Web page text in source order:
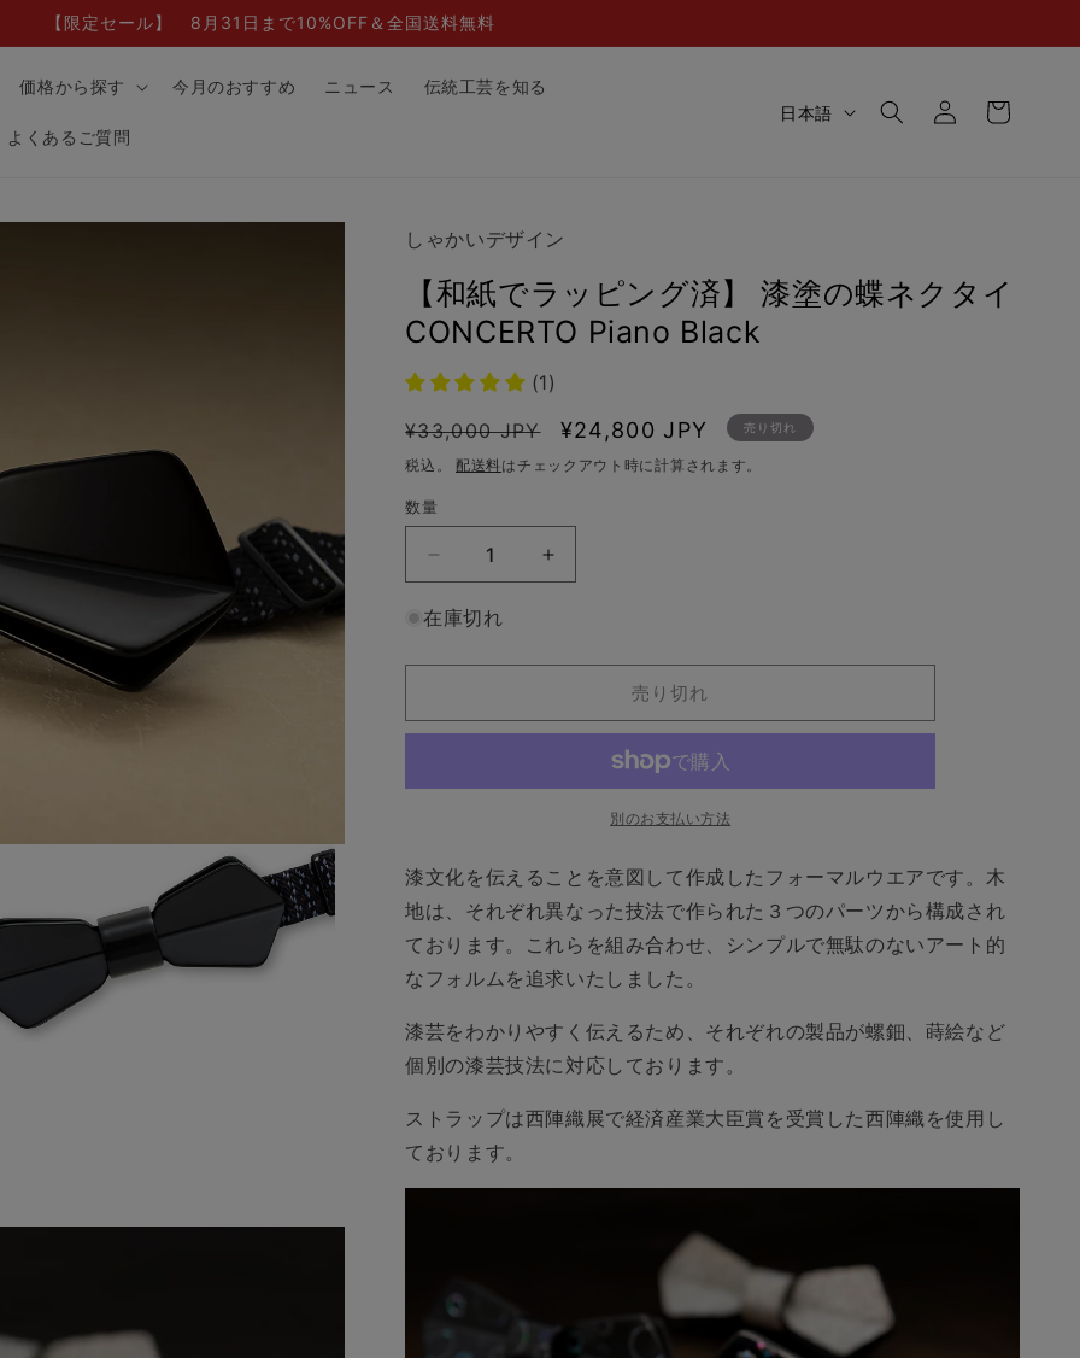
【限定セール】 8月31日まで10%OFF＆全国送料無料
価格から探す 今月のおすすめ ニュース 伝統工芸を知る
よくあるご質問
言
日本語
グ
イ
ー
しゃかいデザイン
【和紙でラッピング済】 漆塗の蝶ネクタイ
CONCERTO Piano Black
(1)
通
常
価
格
¥33,000 JPY
セ
ー
価
¥24,800 JPY 売り切れ
税込。 配送料 はチェックアウト時に計算されます。
数量
で
ン
の
蝶
ネ
ク
イ
CONCERTO
Piano
Black
の
数
量
す
【和
ン
の
蝶
ネ
ク
イ
CONCERTO
Piano
Black
の
量
在庫切れ
売り切れ
別のお支払い方法
漆文化を伝えることを意図して作成したフォーマルウエアです。木
地は、それぞれ異なった技法で作られた３つのパーツから構成され
ております。これらを組み合わせ、シンプルで無駄のないアート的
なフォルムを追求いたしました。
漆芸をわかりやすく伝えるため、それぞれの製品が螺鈿、蒔絵など
個別の漆芸技法に対応しております。
ストラップは西陣織展で経済産業大臣賞を受賞した西陣織を使用し
ております。